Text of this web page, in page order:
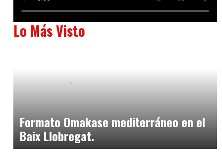
Lo Más Visto
Formato Omakase mediterráneo en el
Baix Llobregat.